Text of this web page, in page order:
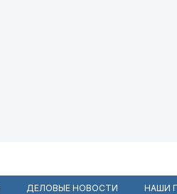
ДЕЛОВЫЕ НОВОСТИ НАШИ